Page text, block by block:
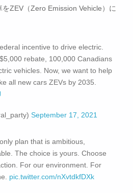
ZEV（Zero Emission Vehicle）に
incentive to drive electric.
rebate, 100,000 Canadians
vehicles. Now, we want to help
all new cars ZEVs by 2035.
September 17, 2021
plan that is ambitious,
The choice is yours. Choose
For our environment. For
pic.twitter.com/nXvtdkfDXk